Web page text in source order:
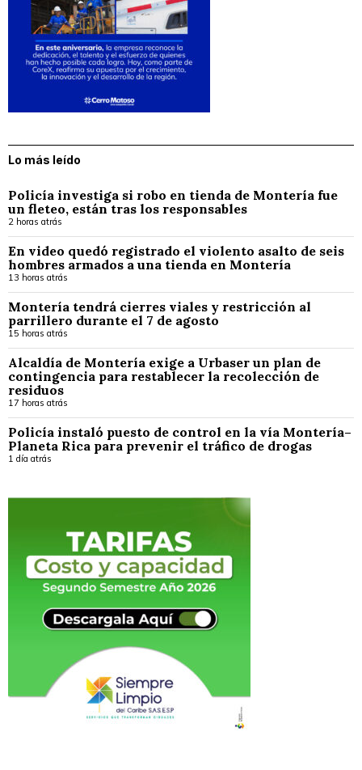
Lo más leído
Policía investiga si robo en tienda de Montería fue
un fleteo, están tras los responsables
2 horas atrás
En video quedó registrado el violento asalto de seis
hombres armados a una tienda en Montería
13 horas atrás
Montería tendrá cierres viales y restricción al
parrillero durante el 7 de agosto
15 horas atrás
Alcaldía de Montería exige a Urbaser un plan de
contingencia para restablecer la recolección de
residuos
17 horas atrás
Policía instaló puesto de control en la vía Montería–
Planeta Rica para prevenir el tráfico de drogas
1 día atrás